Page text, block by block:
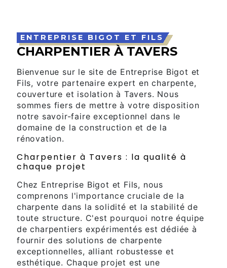
ENTREPRISE BIGOT ET FILS
CHARPENTIER À TAVERS
Bienvenue sur le site de Entreprise Bigot et
Fils, votre partenaire expert en charpente,
couverture et isolation à Tavers. Nous
sommes fiers de mettre à votre disposition
notre savoir-faire exceptionnel dans le
domaine de la construction et de la
rénovation.
Charpentier à Tavers : la qualité à
chaque projet
Chez Entreprise Bigot et Fils, nous
comprenons l'importance cruciale de la
charpente dans la solidité et la stabilité de
toute structure. C'est pourquoi notre équipe
de charpentiers expérimentés est dédiée à
fournir des solutions de charpente
exceptionnelles, alliant robustesse et
esthétique. Chaque projet est une